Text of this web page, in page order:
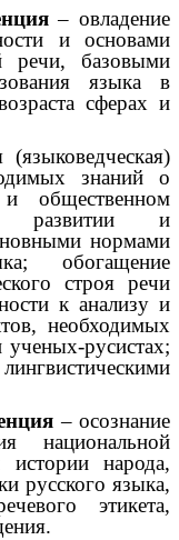
– овладение
и основами
речи, базовыми
языка в
сферах и
знаний о
общественном
развитии и
нормами
обогащение
строя речи
к анализу и
необходимых
ученых-русистах;
– осознание
национальной
народа,
русского языка,
этикета,